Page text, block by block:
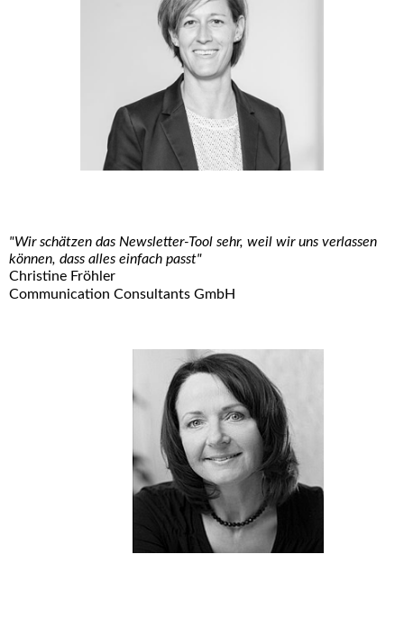
"Wir schätzen das Newsletter-Tool sehr, weil wir uns verlassen
können, dass alles einfach passt"
Christine Fröhler
Communication Consultants GmbH